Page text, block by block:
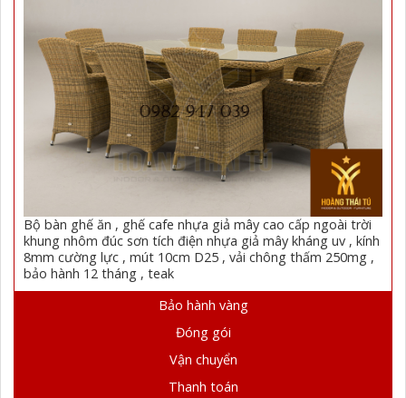
Bộ bàn ghế ăn , ghế cafe nhựa giả mây cao cấp ngoài trời
khung nhôm đúc sơn tích điện nhựa giả mây kháng uv , kính
8mm cường lực , mút 10cm D25 , vải chông thấm 250mg ,
bảo hành 12 tháng , teak
Bảo hành vàng
Đóng gói
Vận chuyển
Thanh toán